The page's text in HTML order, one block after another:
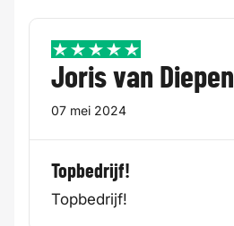
5 / 5
Joris van Diepen
07 mei 2024
Topbedrijf!
Topbedrijf!